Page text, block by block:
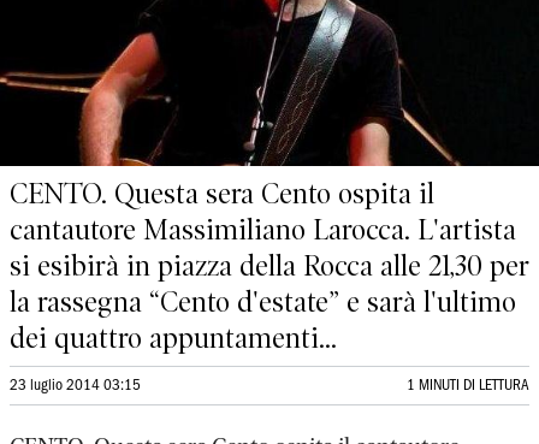
CENTO. Questa sera Cento ospita il
cantautore Massimiliano Larocca. L'artista
si esibirà in piazza della Rocca alle 21,30 per
la rassegna “Cento d'estate” e sarà l'ultimo
dei quattro appuntamenti...
23 luglio 2014 03:15 1 MINUTI DI LETTURA